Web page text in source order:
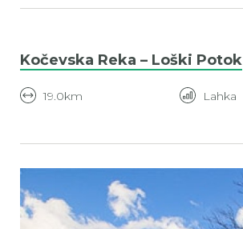
Kočevska Reka – Loški Potok
19.0km Lahka